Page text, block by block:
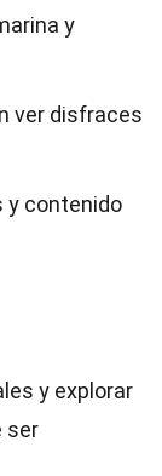
y
ver disfraces
y contenido
y explorar
ser